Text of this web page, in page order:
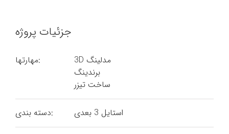
جزئیات پروژه
مهارتها:
3D مدلینگ
برندینگ
ساخت تیزر
دسته بندی: استایل 3 بعدی